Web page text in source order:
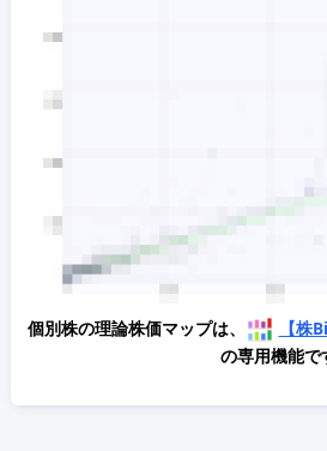
個別株の理論株価マップは、
【株
の専用機能で